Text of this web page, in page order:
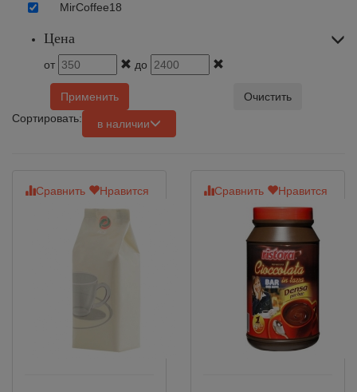
MirCoffee18
Цена
от до
Применить
Очистить
Сортировать:
в наличии
Сравнить Нравится Сравнить Нравится